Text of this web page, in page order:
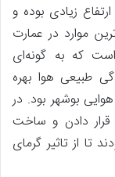
زیادی بوده و
موارد در عمارت
که به گونه‌ای
طبیعی هوا بهره
بوشهر بود. در
قرار دادن و ساخت
تا از تاثیر گرمای